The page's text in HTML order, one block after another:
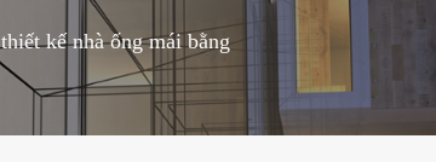
thiết kế nhà ống mái bằng